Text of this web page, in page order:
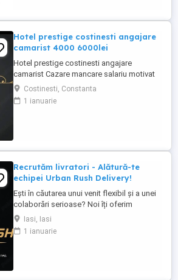
illemhelyek vagy mosdók, szállodák
karbantartása és takarítása.
Követelmények: ...
Hotel prestige costinesti angajare
camarist 4000 6000lei
Hotel prestige costinesti angajare
camarist Cazare mancare salariu motivat
4000 6000
Costinesti, Constanta
1 ianuarie
Recrutăm livratori - Alătură-te
echipei Urban Rush Delivery!
Ești în căutarea unui venit flexibil și a unei
colaborări serioase? Noi îți oferim
posibilitatea să livrezi prin cele mai mari
platforme de livrare din România, într-un
mediu profesionist și transparent. Ce îți
Iasi, Iasi
1 ianuarie